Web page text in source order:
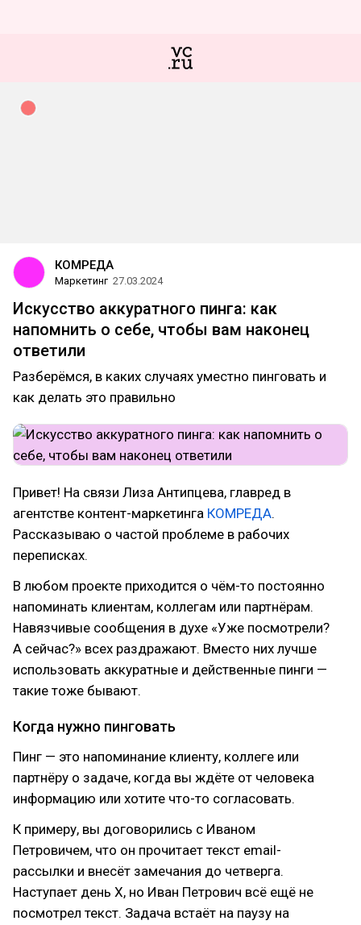
КОМРЕДА
Маркетинг 27.03.2024
Искусство аккуратного пинга: как
напомнить о себе, чтобы вам наконец
ответили
Разберёмся, в каких случаях уместно пинговать и
как делать это правильно
Привет! На связи Лиза Антипцева, главред в
агентстве контент-маркетинга КОМРЕДА.
Рассказываю о частой проблеме в рабочих
переписках.
В любом проекте приходится о чём-то постоянно
напоминать клиентам, коллегам или партнёрам.
Навязчивые сообщения в духе «Уже посмотрели?
А сейчас?» всех раздражают. Вместо них лучше
использовать аккуратные и действенные пинги —
такие тоже бывают.
Когда нужно пинговать
Пинг — это напоминание клиенту, коллеге или
партнёру о задаче, когда вы ждёте от человека
информацию или хотите что-то согласовать.
К примеру, вы договорились с Иваном
Петровичем, что он прочитает текст email-
рассылки и внесёт замечания до четверга.
Наступает день X, но Иван Петрович всё ещё не
посмотрел текст. Задача встаёт на паузу на